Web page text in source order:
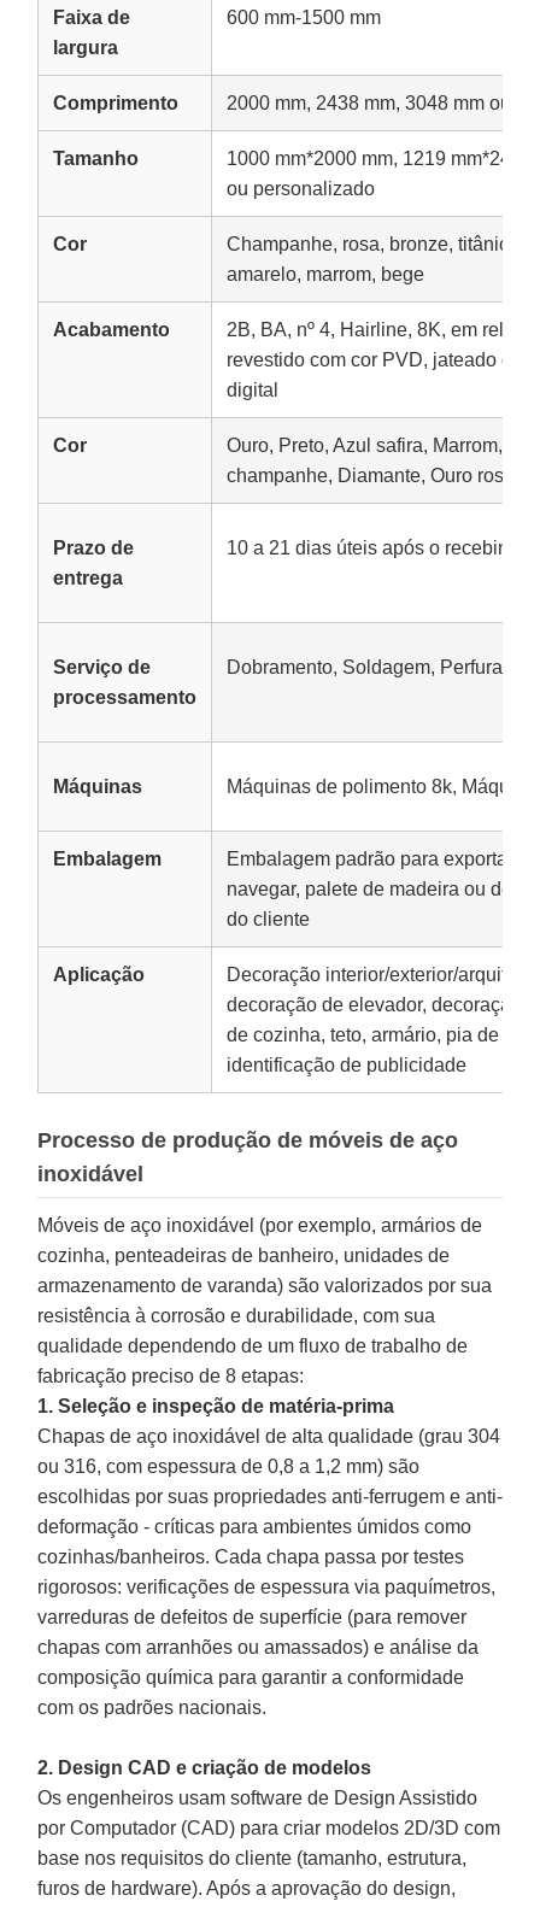
Faixa de
largura
600 mm-1500 mm
Comprimento 2000 mm, 2438 mm, 3048 mm ou
Tamanho
1000 mm*2000 mm, 1219
ou personalizado
Cor
Champanhe, rosa, bronze, titânio
amarelo, marrom, bege
Acabamento
2B, BA, nº 4, Hairline, 8K, em
revestido com cor PVD, jateado
digital
Cor
Ouro, Preto, Azul safira, Marrom,
champanhe, Diamante, Ouro rosa,
Prazo de
entrega
10 a 21 dias úteis após o
Serviço de
processamento
Dobramento, Soldagem,
Máquinas Máquinas de polimento 8k,
Embalagem
Embalagem padrão para
navegar, palete de madeira ou de
do cliente
Aplicação
Decoração interior/exterior/
decoração de elevador, decoração
de cozinha, teto, armário, pia de
identificação de publicidade
Processo de produção de móveis de aço
inoxidável
Móveis de aço inoxidável (por exemplo, armários de
cozinha, penteadeiras de banheiro, unidades de
armazenamento de varanda) são valorizados por sua
resistência à corrosão e durabilidade, com sua
qualidade dependendo de um fluxo de trabalho de
fabricação preciso de 8 etapas:
1. Seleção e inspeção de matéria-prima
Chapas de aço inoxidável de alta qualidade (grau 304
ou 316, com espessura de 0,8 a 1,2 mm) são
escolhidas por suas propriedades anti-ferrugem e anti-
deformação - críticas para ambientes úmidos como
cozinhas/banheiros. Cada chapa passa por testes
rigorosos: verificações de espessura via paquímetros,
varreduras de defeitos de superfície (para remover
chapas com arranhões ou amassados) e análise da
composição química para garantir a conformidade
com os padrões nacionais.
2. Design CAD e criação de modelos
Os engenheiros usam software de Design Assistido
por Computador (CAD) para criar modelos 2D/3D com
base nos requisitos do cliente (tamanho, estrutura,
furos de hardware). Após a aprovação do design,